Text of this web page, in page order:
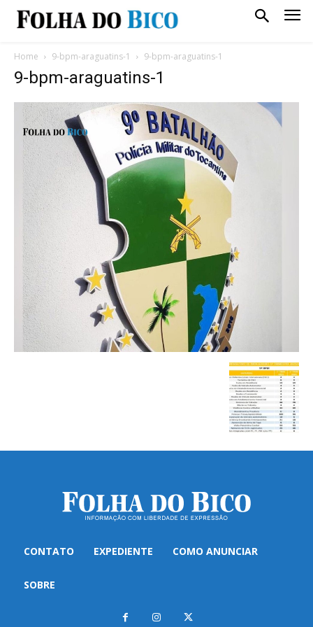
Home 9-bpm-araguatins-1 9-bpm-araguatins-1
9-bpm-araguatins-1
CONTATO EXPEDIENTE COMO ANUNCIAR
SOBRE